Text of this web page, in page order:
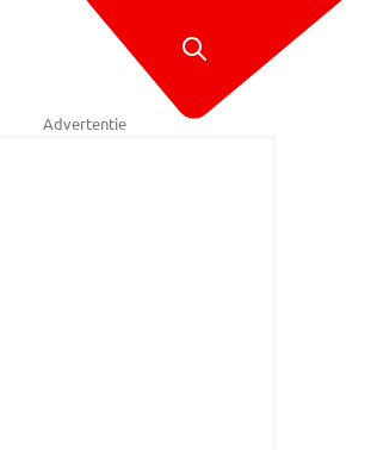
Advertentie